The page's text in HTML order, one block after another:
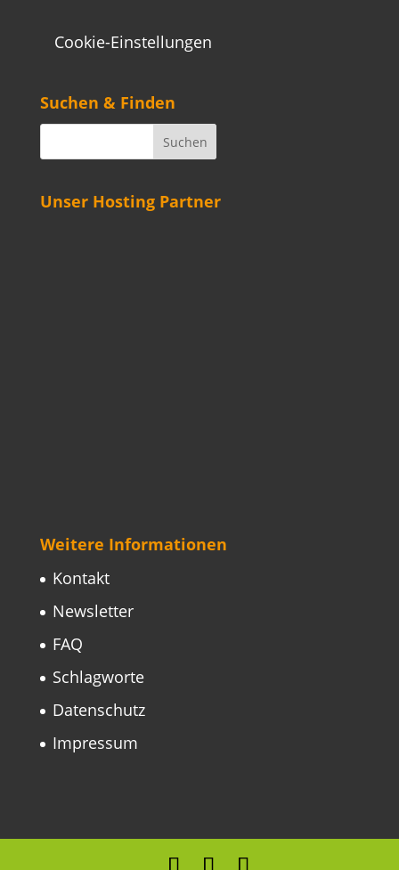
Cookie-Einstellungen
Suchen & Finden
Unser Hosting Partner
Weitere Informationen
Kontakt
Newsletter
FAQ
Schlagworte
Datenschutz
Impressum